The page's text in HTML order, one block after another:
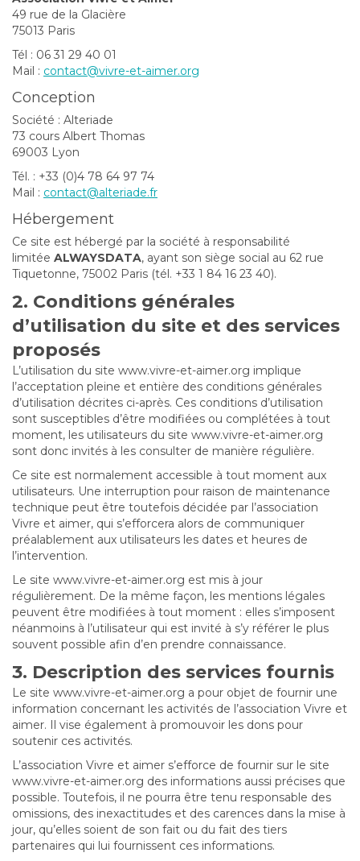
49 rue de la Glacière
75013 Paris
Tél : 06 31 29 40 01
Mail : contact@vivre-et-aimer.org
Conception
Société : Alteriade
73 cours Albert Thomas
69003 Lyon
Tél. : +33 (0)4 78 64 97 74
Mail : contact@alteriade.fr
Hébergement
Ce site est hébergé par la société à responsabilité
limitée ALWAYSDATA, ayant son siège social au 62 rue
Tiquetonne, 75002 Paris (tél. +33 1 84 16 23 40).
2. Conditions générales
d’utilisation du site et des services
proposés
L’utilisation du site www.vivre-et-aimer.org implique
l’acceptation pleine et entière des conditions générales
d’utilisation décrites ci-après. Ces conditions d’utilisation
sont susceptibles d’être modifiées ou complétées à tout
moment, les utilisateurs du site www.vivre-et-aimer.org
sont donc invités à les consulter de manière régulière.
Ce site est normalement accessible à tout moment aux
utilisateurs. Une interruption pour raison de maintenance
technique peut être toutefois décidée par l’association
Vivre et aimer, qui s’efforcera alors de communiquer
préalablement aux utilisateurs les dates et heures de
l’intervention.
Le site www.vivre-et-aimer.org est mis à jour
régulièrement. De la même façon, les mentions légales
peuvent être modifiées à tout moment : elles s’imposent
néanmoins à l’utilisateur qui est invité à s’y référer le plus
souvent possible afin d’en prendre connaissance.
3. Description des services fournis
Le site www.vivre-et-aimer.org a pour objet de fournir une
information concernant les activités de l’association Vivre et
aimer. Il vise également à promouvoir les dons pour
soutenir ces activités.
L’association Vivre et aimer s’efforce de fournir sur le site
www.vivre-et-aimer.org des informations aussi précises que
possible. Toutefois, il ne pourra être tenu responsable des
omissions, des inexactitudes et des carences dans la mise à
jour, qu’elles soient de son fait ou du fait des tiers
partenaires qui lui fournissent ces informations.